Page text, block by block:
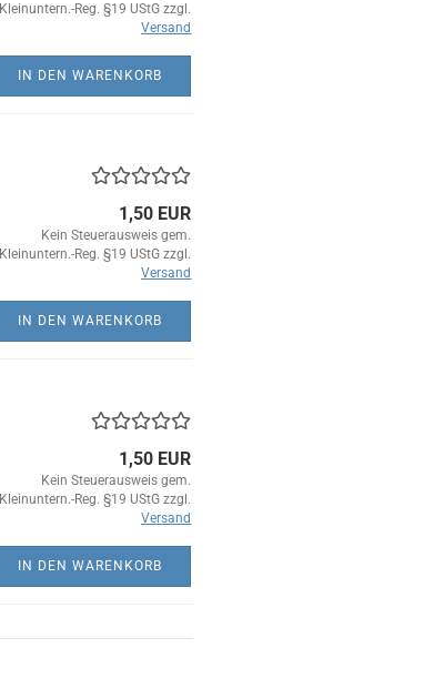
Kleinuntern.-Reg. §19 UStG zzgl.
Versand
IN DEN WARENKORB
1,50 EUR
Kein Steuerausweis gem.
Kleinuntern.-Reg. §19 UStG zzgl.
Versand
IN DEN WARENKORB
1,50 EUR
Kein Steuerausweis gem.
Kleinuntern.-Reg. §19 UStG zzgl.
Versand
IN DEN WARENKORB